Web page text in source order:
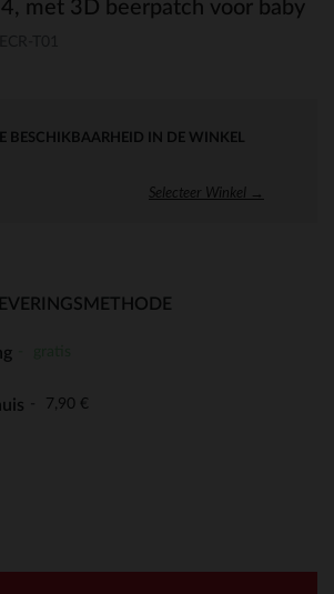
met 3D beerpatch voor baby
BESCHIKBAARHEID IN DE WINKEL
Selecteer Winkel →
7,90 €